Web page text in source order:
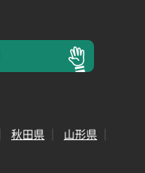
秋田県
山形県